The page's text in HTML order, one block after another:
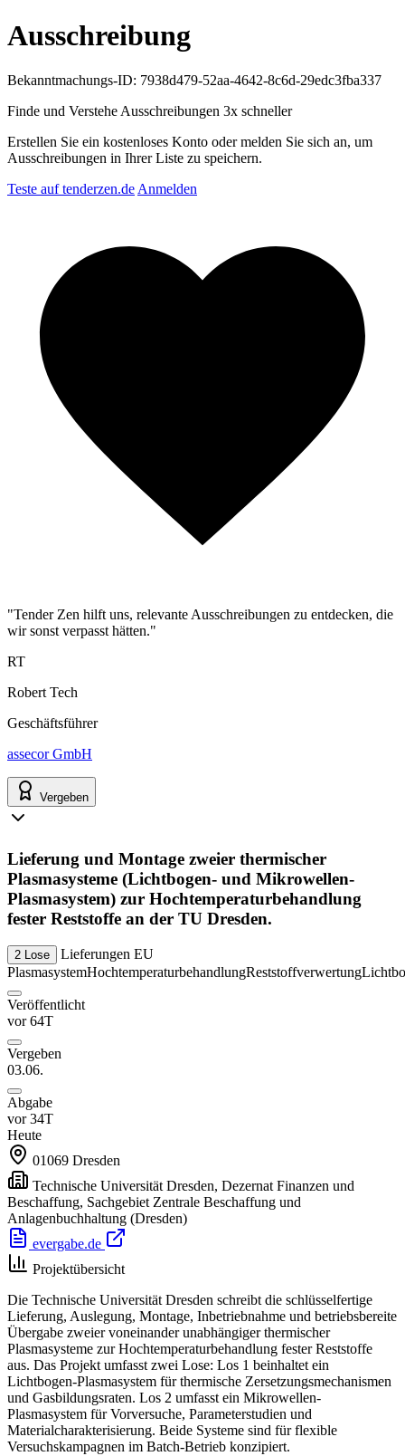
Ausschreibung
Bekanntmachungs-ID: 7938d479-52aa-4642-8c6d-29edc3fba337
Finde und Verstehe Ausschreibungen 3x schneller
Erstellen Sie ein kostenloses Konto oder melden Sie sich an, um
Ausschreibungen in Ihrer Liste zu speichern.
Teste auf tenderzen.de Anmelden
"Tender Zen hilft uns, relevante Ausschreibungen zu entdecken, die
wir sonst verpasst hätten."
RT
Robert Tech
Geschäftsführer
assecor GmbH
Vergeben
Lieferung und Montage zweier thermischer
Plasmasysteme (Lichtbogen- und Mikrowellen-
Plasmasystem) zur Hochtemperaturbehandlung
fester Reststoffe an der TU Dresden.
2 Lose Lieferungen EU
PlasmasystemHochtemperaturbehandlungReststoffverwertung
Veröffentlicht
vor 64T
Vergeben
03.06.
Abgabe
vor 34T
Heute
01069 Dresden
Technische Universität Dresden, Dezernat Finanzen und
Beschaffung, Sachgebiet Zentrale Beschaffung und
Anlagenbuchhaltung (Dresden)
evergabe.de
Projektübersicht
Die Technische Universität Dresden schreibt die schlüsselfertige
Lieferung, Auslegung, Montage, Inbetriebnahme und betriebsbereite
Übergabe zweier voneinander unabhängiger thermischer
Plasmasysteme zur Hochtemperaturbehandlung fester Reststoffe
aus. Das Projekt umfasst zwei Lose: Los 1 beinhaltet ein
Lichtbogen-Plasmasystem für thermische Zersetzungsmechanismen
und Gasbildungsraten. Los 2 umfasst ein Mikrowellen-
Plasmasystem für Vorversuche, Parameterstudien und
Materialcharakterisierung. Beide Systeme sind für flexible
Versuchskampagnen im Batch-Betrieb konzipiert.